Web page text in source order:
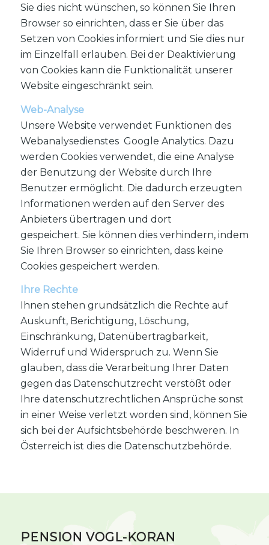
Sie dies nicht wünschen, so können Sie Ihren
Browser so einrichten, dass er Sie über das
Setzen von Cookies informiert und Sie dies nur
im Einzelfall erlauben. Bei der Deaktivierung
von Cookies kann die Funktionalität unserer
Website eingeschränkt sein.
Web-Analyse
Unsere Website verwendet Funktionen des
Webanalysedienstes Google Analytics. Dazu
werden Cookies verwendet, die eine Analyse
der Benutzung der Website durch Ihre
Benutzer ermöglicht. Die dadurch erzeugten
Informationen werden auf den Server des
Anbieters übertragen und dort
gespeichert. Sie können dies verhindern, indem
Sie Ihren Browser so einrichten, dass keine
Cookies gespeichert werden.
Ihre Rechte
Ihnen stehen grundsätzlich die Rechte auf
Auskunft, Berichtigung, Löschung,
Einschränkung, Datenübertragbarkeit,
Widerruf und Widerspruch zu. Wenn Sie
glauben, dass die Verarbeitung Ihrer Daten
gegen das Datenschutzrecht verstößt oder
Ihre datenschutzrechtlichen Ansprüche sonst
in einer Weise verletzt worden sind, können Sie
sich bei der Aufsichtsbehörde beschweren. In
Österreich ist dies die Datenschutzbehörde.
PENSION VOGL-KORAN